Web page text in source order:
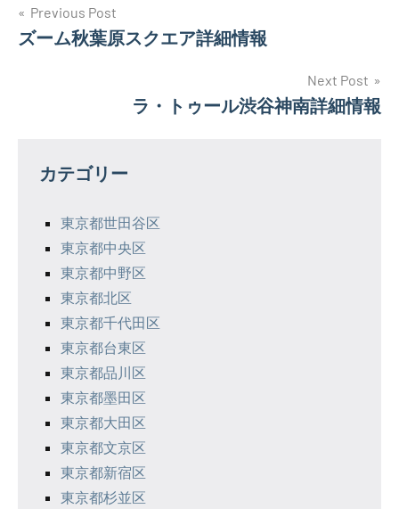
投
稿
ー
Previous Post
ズーム秋葉原スクエア詳細情報
Next Post
ラ・トゥール渋谷神南詳細情報
カテゴリー
東京都世田谷区
東京都中央区
東京都中野区
東京都北区
東京都千代田区
東京都台東区
東京都品川区
東京都墨田区
東京都大田区
東京都文京区
東京都新宿区
東京都杉並区